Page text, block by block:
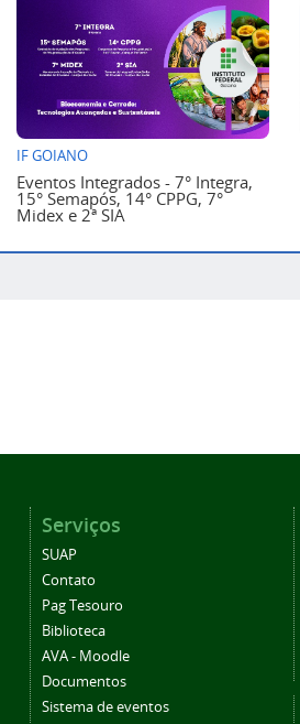
IF GOIANO
Eventos Integrados - 7° Integra,
15° Semapós, 14° CPPG, 7°
Midex e 2ª SIA
SUAP
Contato
Pag Tesouro
Biblioteca
AVA - Moodle
Documentos
Sistema de eventos
Periódicos
Ouvidoria